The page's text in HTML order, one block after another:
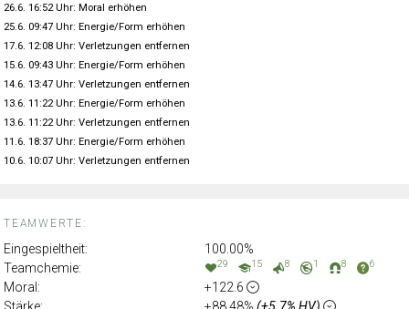
TEAMWERTE:
Eingespieltheit:
100.00%
Teamchemie:
29 15 8 1 8 6
Moral:
+122.6
Stärke:
+88.48% (+5.7% HV)
26.6. 16:52 Uhr: Moral erhöhen
25.6. 09:47 Uhr: Energie/Form erhöhen
17.6. 12:08 Uhr: Verletzungen entfernen
15.6. 09:43 Uhr: Energie/Form erhöhen
14.6. 13:47 Uhr: Verletzungen entfernen
13.6. 11:22 Uhr: Energie/Form erhöhen
13.6. 11:22 Uhr: Verletzungen entfernen
11.6. 18:37 Uhr: Energie/Form erhöhen
10.6. 10:07 Uhr: Verletzungen entfernen